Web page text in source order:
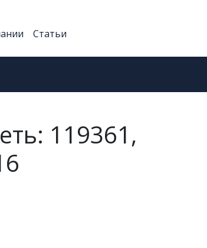
Статьи
119361,